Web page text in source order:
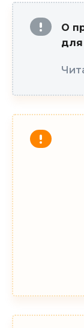
О
для